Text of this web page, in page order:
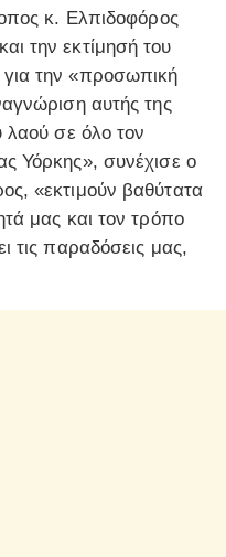
κ. Ελπιδοφόρος
την εκτίμησή του
την «προσωπική
αυτής της
λαού σε όλο τον
Υόρκης», συνέχισε ο
«εκτιμούν βαθύτατα
μας και τον τρόπο
τις παραδόσεις μας,